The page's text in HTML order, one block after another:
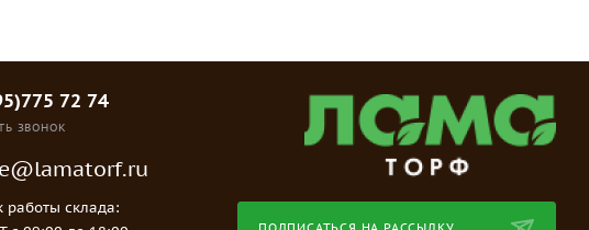
72 74
ЗВОНОК
работы склада: